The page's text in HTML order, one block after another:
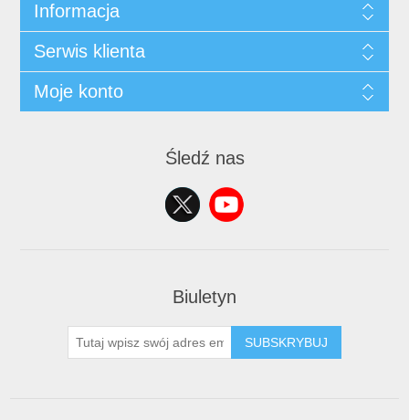
Informacja
Serwis klienta
Moje konto
Śledź nas
Biuletyn
SUBSKRYBUJ